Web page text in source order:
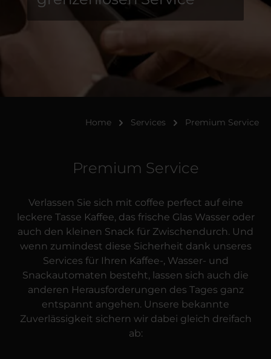
Home Services Premium Service
Premium Service
Verlassen Sie sich mit coffee perfect auf eine
leckere Tasse Kaffee, das frische Glas Wasser oder
auch den kleinen Snack für Zwischendurch. Und
wenn zumindest diese Sicherheit dank unseres
Services für Ihren Kaffee-, Wasser- und
Snackautomaten besteht, lassen sich auch die
anderen Herausforderungen des Tages ganz
entspannt angehen. Unsere bekannte
Zuverlässigkeit sichern wir dabei gleich dreifach
ab: